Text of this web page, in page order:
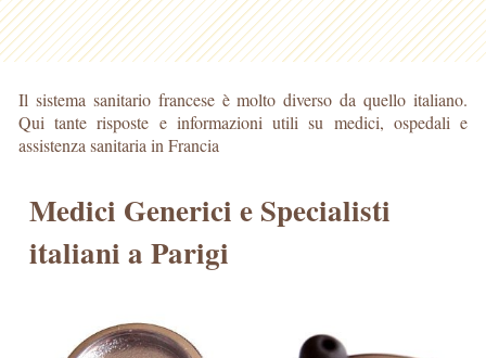
Il sistema sanitario francese è molto diverso da quello italiano.
Qui tante risposte e informazioni utili su medici, ospedali e
assistenza sanitaria in Francia
Medici Generici e Specialisti
italiani a Parigi